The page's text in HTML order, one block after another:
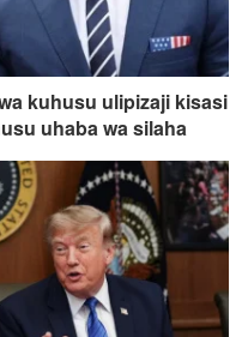
kuhusu ulipizaji kisasi
uhaba wa silaha